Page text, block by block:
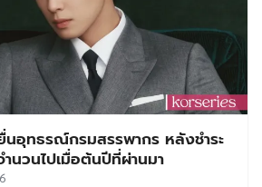
นอุทธรณ์กรมสรรพากร หลังชำระ
นวนไปเมื่อต้นปีที่ผ่านมา